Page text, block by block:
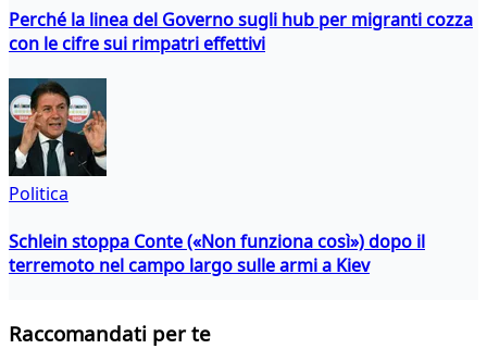
Perché la linea del Governo sugli hub per migranti cozza
con le cifre sui rimpatri effettivi
Politica
Schlein stoppa Conte («Non funziona così») dopo il
terremoto nel campo largo sulle armi a Kiev
Raccomandati per te